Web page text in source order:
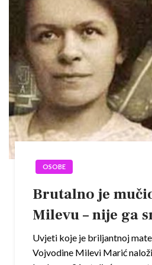
OSOBE
Brutalno je
Milevu – nije ga
Uvjeti koje je briljantnoj
Vojvodine Milevi Marić